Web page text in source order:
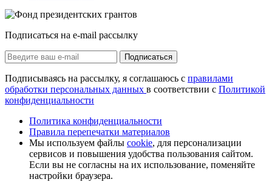
Подписаться на e-mail рассылку
Подписаться
Подписываясь на рассылку, я соглашаюсь с правилами
обработки персональных данных в соответствии с Политикой
конфиденциальности
Политика конфиденциальности
Правила перепечатки материалов
Мы используем файлы cookie, для персонализации
сервисов и повышения удобства пользования сайтом.
Если вы не согласны на их использование, поменяйте
настройки браузера.